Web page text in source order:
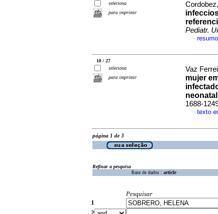
seleciona
para imprimir
Pediatr.
·
10 / 27
seleciona
para imprimir
Vaz
mujer
neonatal
1688-
· texto
página 1 de 3
Refinar a pesquisa
Base de dados : article
Pesquisar
1